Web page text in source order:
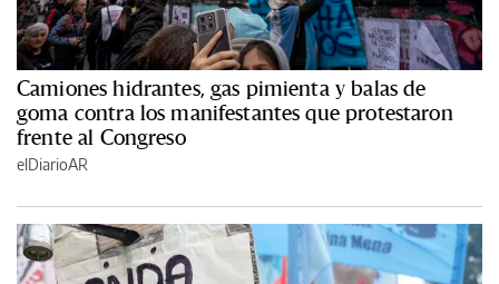
Camiones hidrantes, gas pimienta y balas de
goma contra los manifestantes que protestaron
frente al Congreso
elDiarioAR